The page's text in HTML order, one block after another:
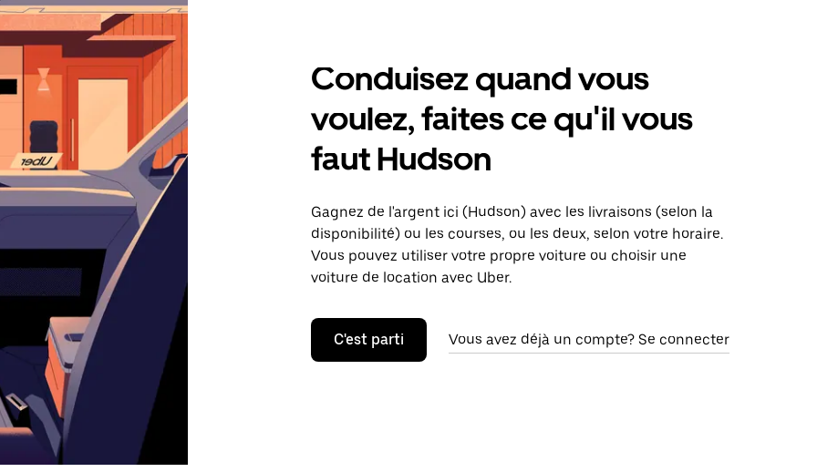
Conduisez quand vous
voulez, faites ce qu'il vous
faut Hudson
Gagnez de l'argent ici (Hudson) avec les livraisons (selon la
disponibilité) ou les courses, ou les deux, selon votre horaire.
Vous pouvez utiliser votre propre voiture ou choisir une
voiture de location avec Uber.
C'est parti Vous avez déjà un compte? Se connecter